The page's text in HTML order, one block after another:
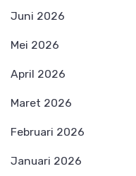
Juni 2026
Mei 2026
April 2026
Maret 2026
Februari 2026
Januari 2026